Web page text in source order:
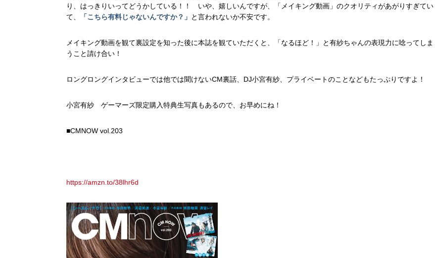
り、はっきりいってどうかしている！！ いや、嬉しいんですが、「メイキング動画」のクオリティがあがりすぎてい
て、
「こちら有料じゃないんですか？」 と言われないか不安です。
メイキング動画を観て裏設定を知った後に本誌を観ていただくと、「なるほど！」と有紗ちゃんの表現力に唸ってしま
うこと請け合い！
ロングロングインタビューでは他では聞けないCM裏話、DJ小宮有紗、プライベートのことなどもたっぷりですよ！
小宮有紗 ゲーマーズ限定購入特典生写真もあるので、お早めにね！
■CMNOW vol.203
https://amzn.to/38lhr6d